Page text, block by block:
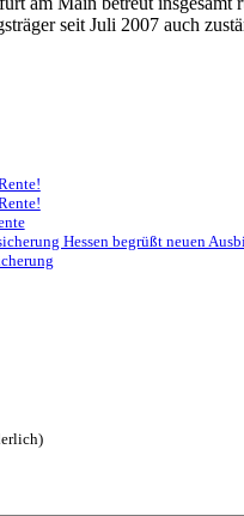
seit Juli 2007 auch
Hessen begrüßt neuen